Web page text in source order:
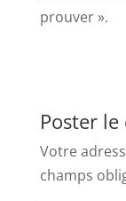
prouver ».
Poster
Votre
champs